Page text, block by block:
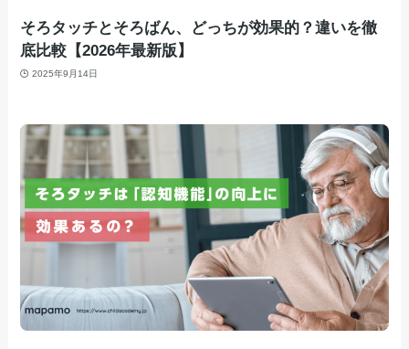
そろタッチとそろばん、どっちが効果的？違いを徹
底比較【2026年最新版】
2025年9月14日